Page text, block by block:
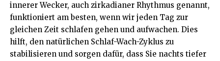
innerer Wecker, auch zirkadianer Rhythmus genannt,
funktioniert am besten, wenn wir jeden Tag zur
gleichen Zeit schlafen gehen und aufwachen. Dies
hilft, den natürlichen Schlaf-Wach-Zyklus zu
stabilisieren und sorgen dafür, dass Sie nachts tiefer